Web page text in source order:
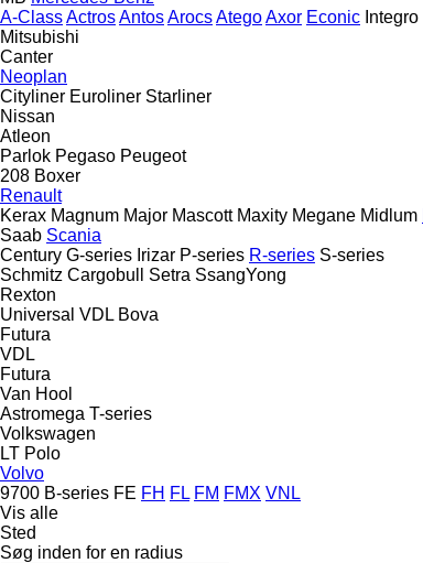
A-ClassActrosAntosArocsAtegoAxor Econic Integro
Mitsubishi
Canter
Neoplan
Cityliner Euroliner Starliner
Nissan
Atleon
Parlok Pegaso Peugeot
208 Boxer
Renault
Kerax Magnum Major Mascott Maxity Megane Midlum
Saab Scania
Century G-series Irizar P-series R-series S-series
Schmitz Cargobull
Setra SsangYong
Rexton
Universal VDL Bova
Futura
VDL
Futura
Van Hool
Astromega T-series
Volkswagen
LT Polo
Volvo
9700 B-series FE FH FL FM FMX VNL
Vis alle
Sted
Søg inden for en radius